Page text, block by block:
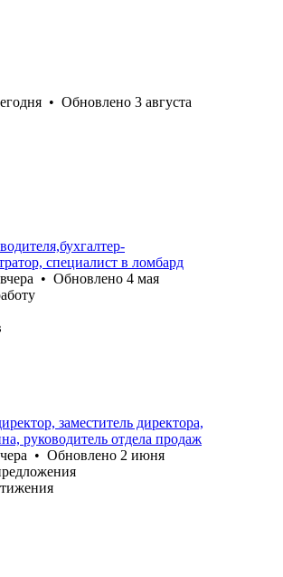
• Обновлено 3 августа
специалист в ломбард
вчера • Обновлено 4 мая
заместитель директора,
руководитель отдела продаж
• Обновлено 2 июня